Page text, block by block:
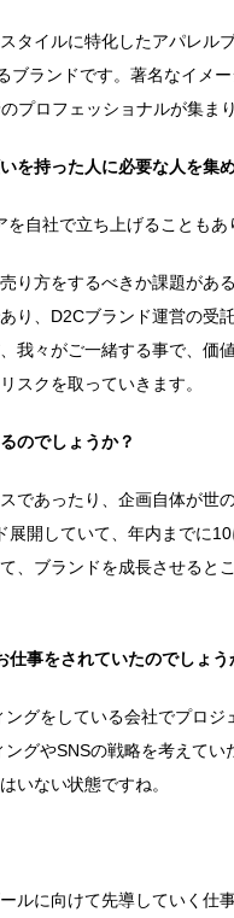
タイルに特化したアパレル
ブランドです。著名なイメ
プロフェッショナルが集ま
を持った人に必要な人を集
自社で立ち上げることもあ
り方をするべきか課題があ
り、D2Cブランド運営の受
我々がご一緒する事で、価
スクを取っていきます。
のでしょうか？
であったり、企画自体が世
開していて、年内までに
、ブランドを成長させると
事をされていたのでしょう
グをしている会社でプロ
グやSNSの戦略を考えて
いない状態ですね。
ルに向けて先導していく仕